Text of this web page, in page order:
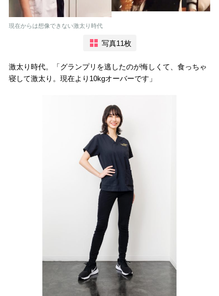
現在からは想像できない激太り時代
写真11枚
激太り時代。「グランプリを逃したのが悔しくて、食っちゃ
寝して激太り。現在より10kgオーバーです」